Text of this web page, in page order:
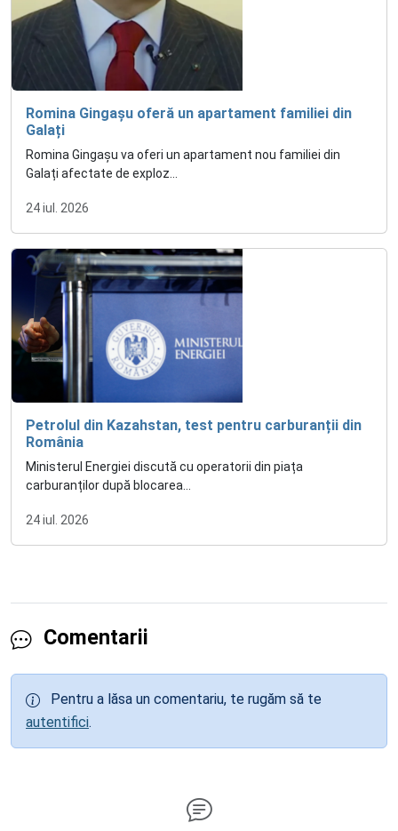
Romina Gingașu oferă un apartament familiei din
Galați
Romina Gingașu va oferi un apartament nou familiei din
Galați afectate de exploz...
24 iul. 2026
Petrolul din Kazahstan, test pentru carburanții din
România
Ministerul Energiei discută cu operatorii din piața
carburanților după blocarea...
24 iul. 2026
Comentarii
Pentru a lăsa un comentariu, te rugăm să te
autentifici.